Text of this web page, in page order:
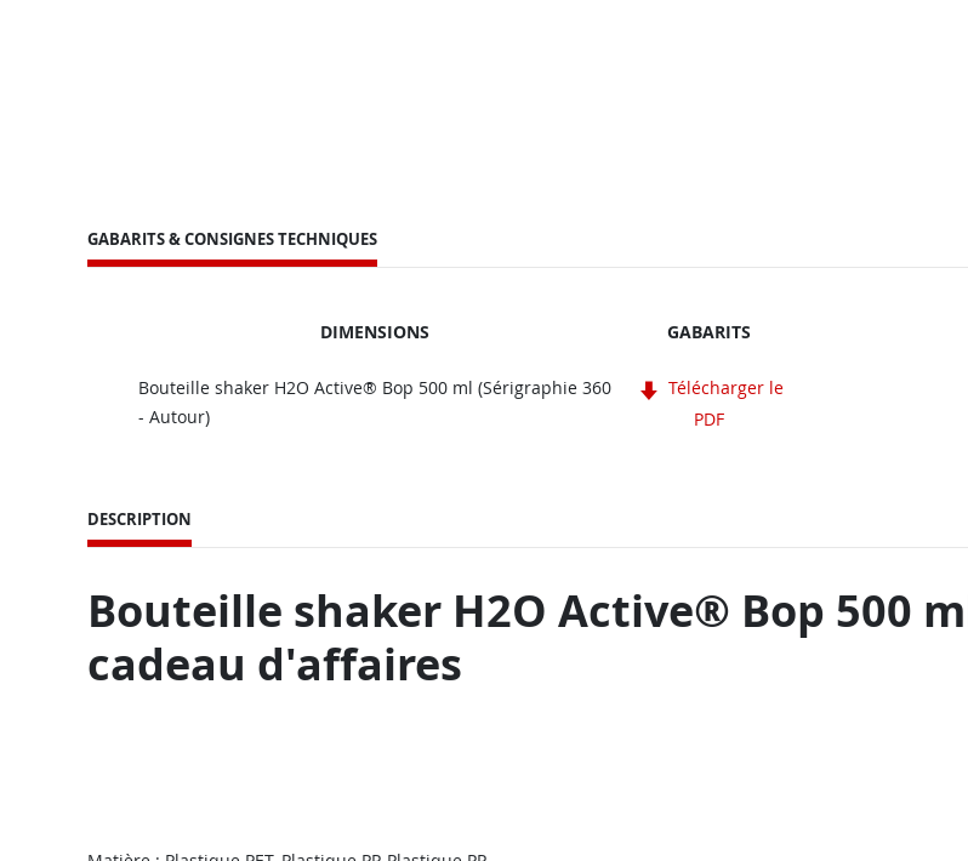
GABARITS & CONSIGNES TECHNIQUES
DIMENSIONS GABARITS
Bouteille shaker H2O Active® Bop 500 ml (Sérigraphie 360
- Autour)
Télécharger le
PDF
DESCRIPTION
Bouteille shaker H2O Active® Bop 500
cadeau d'affaires